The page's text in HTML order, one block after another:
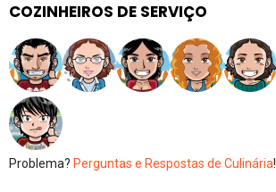
COZINHEIROS DE SERVIÇO
Problema? Perguntas e Respostas de Culinária!